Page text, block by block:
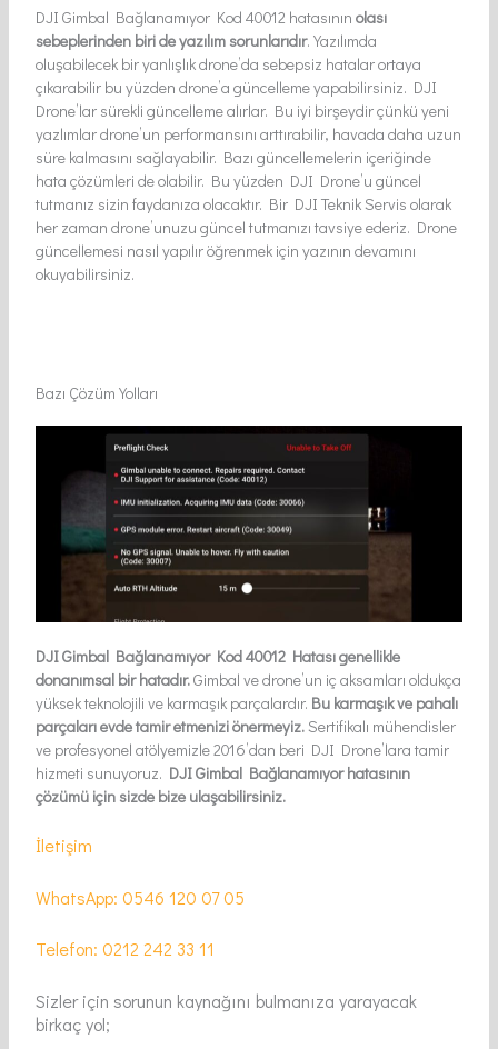
DJI Gimbal Bağlanamıyor Kod 40012 hatasınınolası
sebeplerinden biri de yazılım sorunlarıdır. Yazılımda
oluşabilecek bir yanlışlık drone’da sebepsiz hatalar ortaya
çıkarabilir bu yüzden drone’a güncelleme yapabilirsiniz. DJI
Drone’lar sürekli güncelleme alırlar. Bu iyi birşeydir çünkü yeni
yazlımlar drone’un performansını arttırabilir, havada daha uzun
süre kalmasını sağlayabilir. Bazı güncellemelerin içeriğinde
hata çözümleri de olabilir. Bu yüzden DJI Drone’u güncel
tutmanız sizin faydanıza olacaktır. Bir DJI Teknik Servis olarak
her zaman drone’unuzu güncel tutmanızı tavsiye ederiz. Drone
güncellemesi nasıl yapılır öğrenmek için yazının devamını
okuyabilirsiniz.
Bazı Çözüm Yolları
DJI Gimbal Bağlanamıyor Kod 40012 Hatası genellikle
donanımsal bir hatadır.Gimbal ve drone’un iç aksamları oldukça
yüksek teknolojili ve karmaşık parçalardır. Bu karmaşık ve pahalı
parçaları evde tamir etmenizi önermeyiz.Sertifikalı mühendisler
ve profesyonel atölyemizle 2016’dan beri DJI Drone’lara tamir
hizmeti sunuyoruz. DJI Gimbal Bağlanamıyor hatasının
çözümü için sizde bize ulaşabilirsiniz.
İletişim
WhatsApp: 0546 120 07 05
Telefon: 0212 242 33 11
Sizler için sorunun kaynağını bulmanıza yarayacak
birkaç yol;